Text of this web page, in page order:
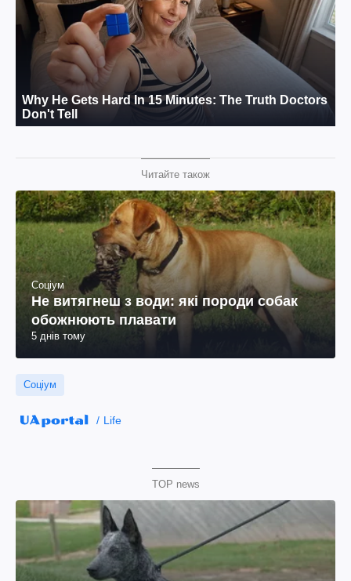
Читайте також
Соціум
Не витягнеш з води: які породи собак
обожнюють плавати
5 днів тому
Соціум
Life
TOP news